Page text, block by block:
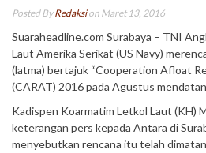
Posted ByRedaksion Maret 13, 2016
Suaraheadline.com Surabaya – TNI
Laut Amerika Serikat (US Navy)
(latma) bertajuk “Cooperation Afloat
(CARAT) 2016 pada Agustus
Kadispen Koarmatim Letkol Laut (KH)
keterangan pers kepada Antara di
menyebutkan rencana itu telah